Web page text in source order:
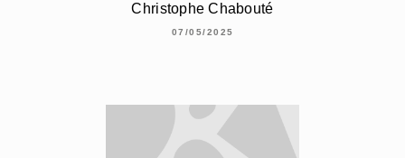
Christophe Chabouté
07/05/2025